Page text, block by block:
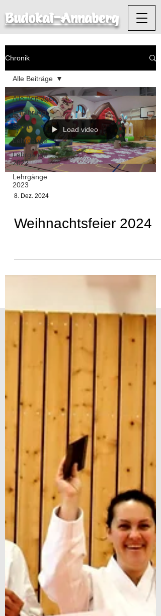
Budokai-Annaberg
Chronik
Alle Beiträge
Ernährung
Sport
Lehrgänge
Lehrgänge
2022
Lehrgänge
2023
Alle Beiträge
Load video
8. Dez. 2024
Weihnachtsfeier 2024